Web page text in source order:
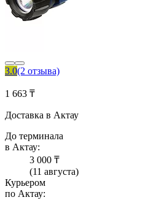
3.0(2 отзыва)
1 663 ₸
Доставка в Актау
До терминала
в Актау:
3 000 ₸
(11 августа)
Курьером
по Актау: